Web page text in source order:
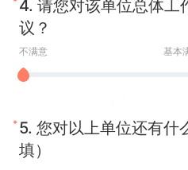
4. 请您对该单位总体工
议？
不满意 基本
* 5. 您对以上单位还有什
填）